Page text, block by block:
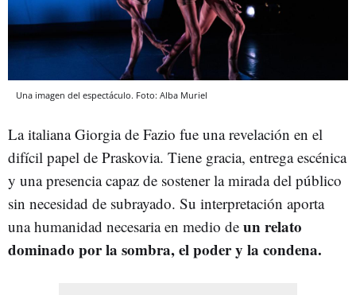
Una imagen del espectáculo. Foto: Alba Muriel
La italiana Giorgia de Fazio fue una revelación en el
difícil papel de Praskovia. Tiene gracia, entrega escénica
y una presencia capaz de sostener la mirada del público
sin necesidad de subrayado. Su interpretación aporta
una humanidad necesaria en medio de un relato
dominado por la sombra, el poder y la condena.